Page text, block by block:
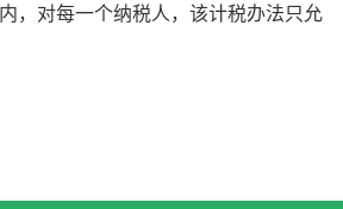
，对每一个纳税人，该计税办法只允